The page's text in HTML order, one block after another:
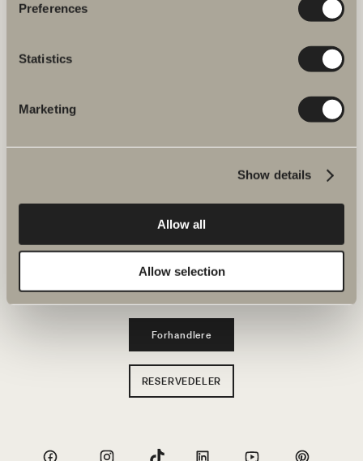
Preferences
Statistics
Marketing
Show details
Allow all
Allow selection
Telefon: 38 09 07 94
Tegneverktøy
Bærekraft
Forhandlere
RESERVEDELER